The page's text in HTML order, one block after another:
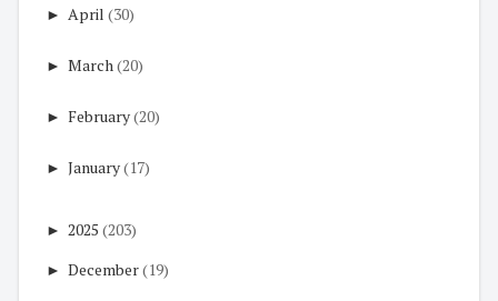
► April (30)
► March (20)
► February(20)
► January(17)
► 2025 (203)
► December(19)